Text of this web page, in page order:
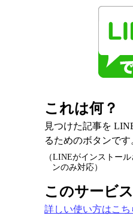
これは何？
見つけた記事を
るためのボタンです
（LINEがインストー
ンのみ対応）
このサービ
詳しい使い方はこち